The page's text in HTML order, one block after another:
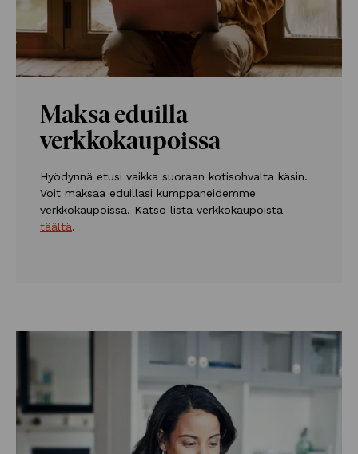
Maksa eduilla
verkkokaupoissa
Hyödynnä etusi vaikka suoraan kotisohvalta käsin.
Voit maksaa eduillasi kumppaneidemme
verkkokaupoissa. Katso lista verkkokaupoista
täältä.